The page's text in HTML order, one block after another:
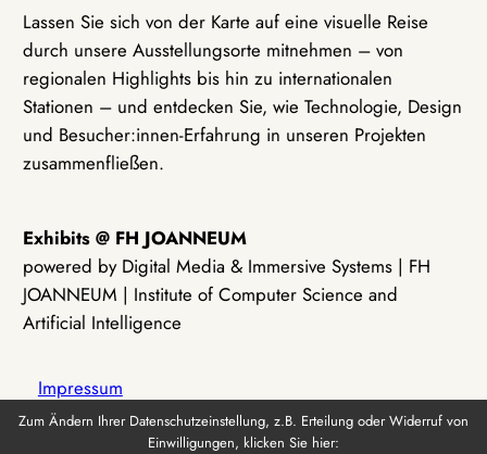
Lassen Sie sich von der Karte auf eine visuelle Reise
durch unsere Ausstellungsorte mitnehmen – von
regionalen Highlights bis hin zu internationalen
Stationen – und entdecken Sie, wie Technologie, Design
und Besucher:innen-Erfahrung in unseren Projekten
zusammenfließen.
Exhibits @ FH JOANNEUM
powered by Digital Media & Immersive Systems | FH
JOANNEUM | Institute of Computer Science and
Artificial Intelligence
Impressum
Zum Ändern Ihrer Datenschutzeinstellung, z.B. Erteilung oder Widerruf von
Einwilligungen, klicken Sie hier: